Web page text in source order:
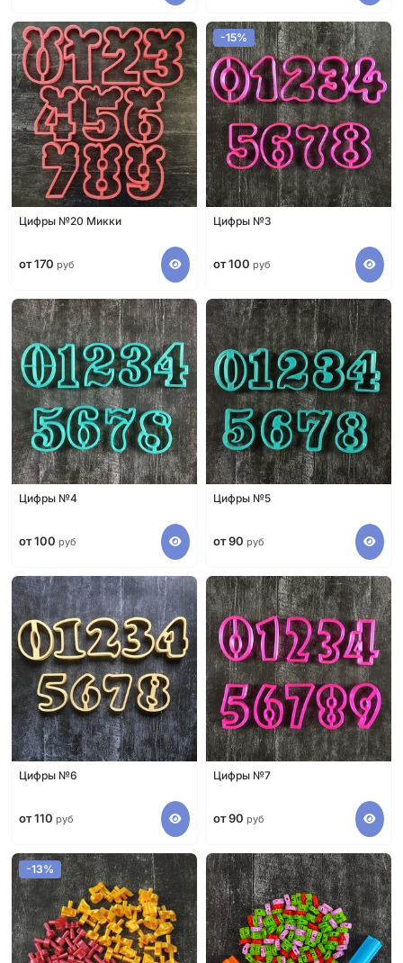
Цифры №20 Микки
от 170 руб
-15%
Цифры №3
от 100 руб
Цифры №4
от 100 руб
Цифры №5
от 90 руб
Цифры №6
от 110 руб
Цифры №7
от 90 руб
-13%